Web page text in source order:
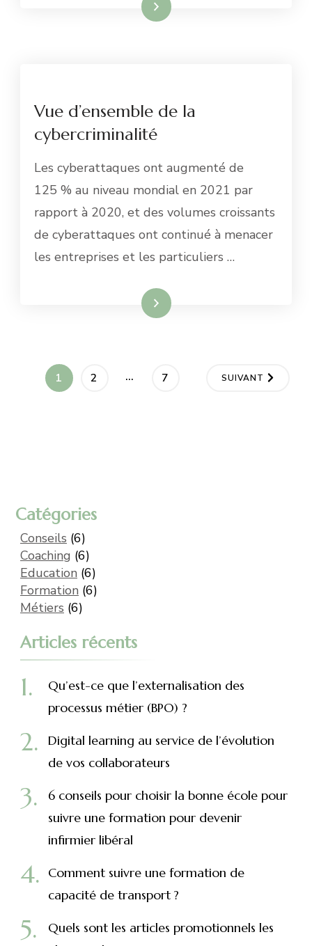
Lire la suite
Vue d’ensemble de la
cybercriminalité
Les cyberattaques ont augmenté de
125 % au niveau mondial en 2021 par
rapport à 2020, et des volumes croissants
de cyberattaques ont continué à menacer
les entreprises et les particuliers …
Lire la suite
1 2 … 7 SUIVANT
Catégories
Conseils (6)
Coaching (6)
Education (6)
Formation (6)
Métiers (6)
Articles récents
Qu’est-ce que l’externalisation des
processus métier (BPO) ?
Digital learning au service de l’évolution
de vos collaborateurs
6 conseils pour choisir la bonne école pour
suivre une formation pour devenir
infirmier libéral
Comment suivre une formation de
capacité de transport ?
Quels sont les articles promotionnels les